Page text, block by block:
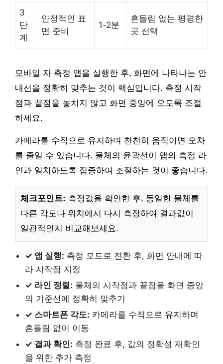
3
단
계
안정적인 표
면 준비
1-2분
흔들림 없는 평평한
곳 선택
모바일 자 측정 앱을 실행한 후, 화면에 나타나는 안
내선을 정확히 맞추는 것이 핵심입니다. 측정 시작
점과 끝점을 놓치지 않고 화면 중앙에 오도록 조절
하세요.
카메라를 수직으로 유지하며 천천히 움직이면 오차
를 줄일 수 있습니다. 물체의 윤곽선이 앱의 측정 라
인과 일치하도록 집중하여 조절하는 것이 좋습니다.
체크포인트: 측정값을 확인한 후, 동일한 물체를
다른 각도나 위치에서 다시 측정하여 결과값이
일관적인지 비교해보세요.
✓ 앱 실행: 측정 모드로 전환 후, 화면 안내에 따
라 시작점 지정
✓ 라인 정렬: 물체의 시작점과 끝점을 화면 중앙
의 기준선에 정확히 맞추기
✓ 스마트폰 각도: 카메라를 수직으로 유지하며
흔들림 없이 이동
✓ 결과 확인: 측정 완료 후, 값의 정확성 재확인
을 위한 추가 측정